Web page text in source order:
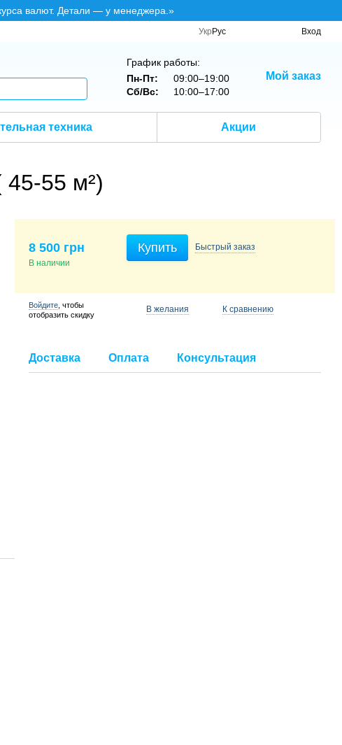
валют. Детали — у менеджера.»
Укр Рус Вход
График работы:
Пн-Пт:
09:00–19:00
Сб/Вс:
10:00–17:00
Мой заказ
техника Акции
55 м²)
8 500 грн
В наличии
Купить Быстрый заказ
Войдите , чтобы
отобразить скидку
В желания К сравнению
Доставка Оплата Консультация